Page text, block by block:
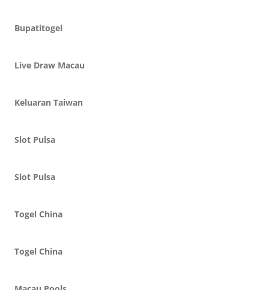
Bupatitogel
Live Draw Macau
Keluaran Taiwan
Slot Pulsa
Slot Pulsa
Togel China
Togel China